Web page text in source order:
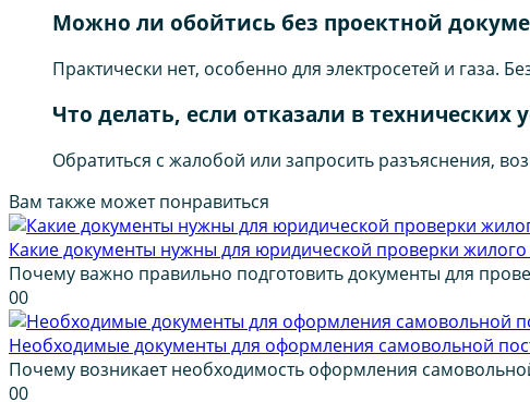
Можно ли обойтись без проектной
Практически нет, особенно для электросетей и газа.
Что делать, если отказали в технических
Обратиться с жалобой или запросить разъяснения,
Вам также может понравиться
Какие документы нужны для юридической проверки жилого
Почему важно правильно подготовить документы для
00
Необходимые документы для оформления самовольной
Почему возникает необходимость оформления
00